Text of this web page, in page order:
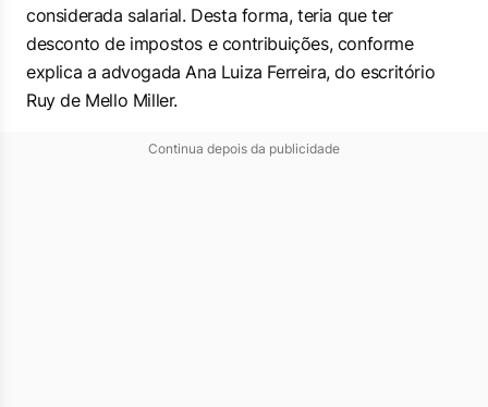
considerada salarial. Desta forma, teria que ter
desconto de impostos e contribuições, conforme
explica a advogada Ana Luiza Ferreira, do escritório
Ruy de Mello Miller.
Continua depois da publicidade